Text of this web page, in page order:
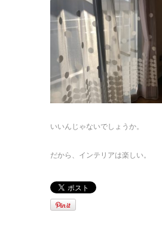
いいんじゃないでしょうか。
だから、インテリアは楽しい。